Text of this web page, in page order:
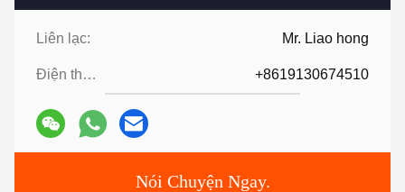
Liên lạc: Mr. Liao hong
Điện thoại: +8619130674510
Nói Chuyện Ngay.